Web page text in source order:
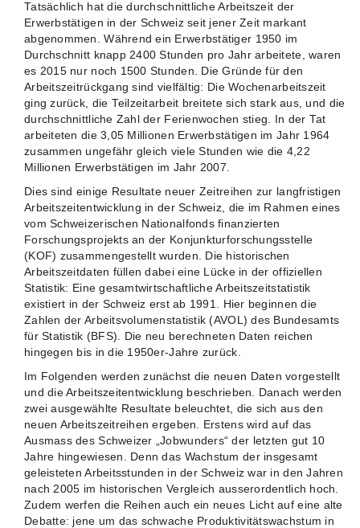
Tatsächlich hat die durchschnittliche Arbeitszeit der
Erwerbstätigen in der Schweiz seit jener Zeit markant
abgenommen. Während ein Erwerbstätiger 1950 im
Durchschnitt knapp 2400 Stunden pro Jahr arbeitete, waren
es 2015 nur noch 1500 Stunden. Die Gründe für den
Arbeitszeitrückgang sind vielfältig: Die Wochenarbeitszeit
ging zurück, die Teilzeitarbeit breitete sich stark aus, und die
durchschnittliche Zahl der Ferienwochen stieg. In der Tat
arbeiteten die 3,05 Millionen Erwerbstätigen im Jahr 1964
zusammen ungefähr gleich viele Stunden wie die 4,22
Millionen Erwerbstätigen im Jahr 2007.
Dies sind einige Resultate neuer Zeitreihen zur langfristigen
Arbeitszeitentwicklung in der Schweiz, die im Rahmen eines
vom Schweizerischen Nationalfonds finanzierten
Forschungsprojekts an der Konjunkturforschungsstelle
(KOF) zusammengestellt wurden. Die historischen
Arbeitszeitdaten füllen dabei eine Lücke in der offiziellen
Statistik: Eine gesamtwirtschaftliche Arbeitszeitstatistik
existiert in der Schweiz erst ab 1991. Hier beginnen die
Zahlen der Arbeitsvolumenstatistik (AVOL) des Bundesamts
für Statistik (BFS). Die neu berechneten Daten reichen
hingegen bis in die 1950er-Jahre zurück.
Im Folgenden werden zunächst die neuen Daten vorgestellt
und die Arbeitszeitentwicklung beschrieben. Danach werden
zwei ausgewählte Resultate beleuchtet, die sich aus den
neuen Arbeitszeitreihen ergeben. Erstens wird auf das
Ausmass des Schweizer „Jobwunders“ der letzten gut 10
Jahre hingewiesen. Denn das Wachstum der insgesamt
geleisteten Arbeitsstunden in der Schweiz war in den Jahren
nach 2005 im historischen Vergleich ausserordentlich hoch.
Zudem werfen die Reihen auch ein neues Licht auf eine alte
Debatte: jene um das schwache Produktivitätswachstum in